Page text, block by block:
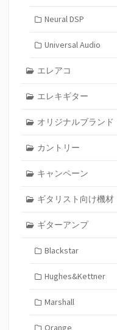
Neural DSP
Universal Audio
エレアコ
エレキギター
オリジナルブランド
カントリー
キャンペーン
ギタリスト向け機材
ギターアンプ
Blackstar
Hughes&Kettner
Marshall
Orange